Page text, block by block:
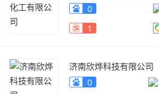
0
1
济南欣烨科技有限公司
0